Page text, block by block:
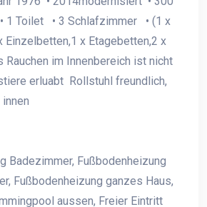
1 Toilet • 3 Schlafzimmer • (1 x
Einzelbetten,1 x Etagebetten,2 x
Rauchen im Innenbereich ist nicht
erluabt Rollstuhl freundlich,
Badezimmer, Fußbodenheizung
Fußbodenheizung ganzes Haus,
aussen, Freier Eintritt